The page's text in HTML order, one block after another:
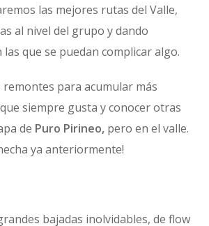
las mejores rutas del Valle,
al nivel del grupo y dando
que se puedan complicar algo.
para acumular más
siempre gusta y conocer otras
de Puro Pirineo, pero en el valle.
ya anteriormente!